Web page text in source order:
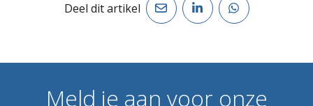
Deel dit artikel
Meld je aan voor onze